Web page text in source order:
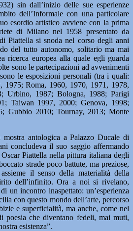
sin dall’inizio delle sue esperienze
dell’Informale con una particolare
esordio artistico avviene con la prima
di Milano nel 1958 presentato da
Piattella si snoda nel corso degli anni
del tutto autonomo, solitario ma mai
ricerca europea alla quale egli guarda
sono le partecipazioni ad avvenimenti
le esposizioni personali (tra i quali:
1975; Roma, 1960, 1970, 1971, 1978,
Urbino, 1987; Bologna, 1988; Parigi
Taiwan 1997, 2000; Genova, 1998;
Gubbio 2010; Tournay, 2013; Monte
antologica a Palazzo Ducale di
concludeva il suo saggio affermando
Piattella nella pittura italiana degli
strade poco battute, ma preziose,
il senso della materialità della
dell’infinito. Ora a noi si rivelano,
un incontro inaspettato: un’esperienza
con questo mondo dell’arte, percorso
e superficialità, ma anche, come nel
poesia che diventano fedeli, mai muti,
esistenza”.